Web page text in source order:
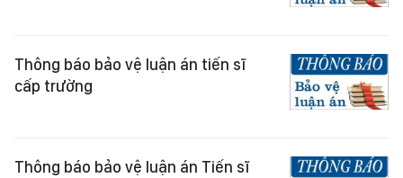
Thông báo bảo vệ luận án tiến sĩ
cấp trường
Thông báo bảo vệ luận án Tiến sĩ